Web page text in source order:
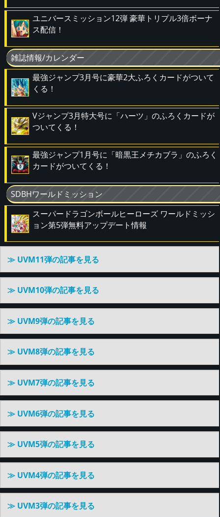
ユニバースミッション12弾 豪華トリプル3倍ボーナ
ス配信！
雑誌情報/カレンダー
最強ジャンプ3月号に豪華2大ふろくカードがついて
くる！
Vジャンプ3月特大号に「ハーツ」のふろくカードが
ついてくる！
最強ジャンプ1月号に「暗黒王メチカブラ」のふろく
カードがついてくる！
SDBHワールドミッション
スーパードラゴンボールヒーローズ ワールドミッシ
ョン第5弾無料アップデート情報
≫ UVM11弾の記事を見る
≫ UVM10弾の記事を見る
≫ UVM9弾の記事を見る
≫ UVM8弾の記事を見る
≫ UVM7弾の記事を見る
≫ UVM6弾の記事を見る
≫ UVM5弾の記事を見る
≫ UVM4弾の記事を見る
≫ UVM3弾の記事を見る